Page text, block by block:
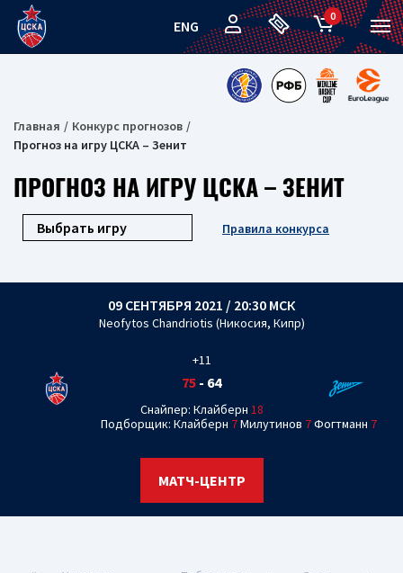
ENG
0
Главная
Конкурс прогнозов
Прогноз на игру ЦСКА – Зенит
ПРОГНОЗ НА ИГРУ ЦСКА – ЗЕНИТ
Правила конкурса
09 СЕНТЯБРЯ 2021 / 20:30 МСК
Neofytos Chandriotis (Никосия, Кипр)
+11
75 - 64
Снайпер: Клайберн 18
Подборщик: Клайберн 7Милутинов 7Фогтманн 7
МАТЧ-ЦЕНТР